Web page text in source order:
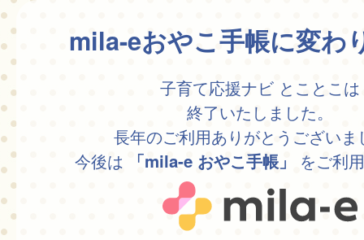
mila-eおやこ手帳に変わ
子育て応援ナビ とことこは
終了いたしました。
長年のご利用ありがとうございま
今後は
「mila-e おやこ手帳」 をご利